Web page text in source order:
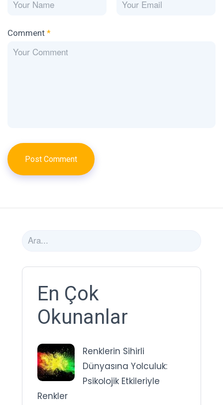
En Çok
Okunanlar
Renklerin Sihirli
Dünyasına Yolculuk:
Psikolojik Etkileriyle
Renkler
Comment *